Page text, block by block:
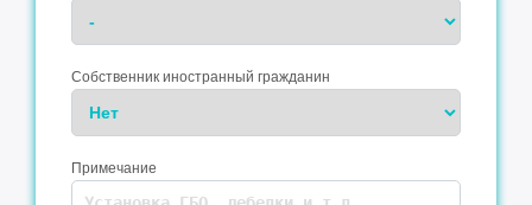
Собственник иностранный гражданин
Примечание